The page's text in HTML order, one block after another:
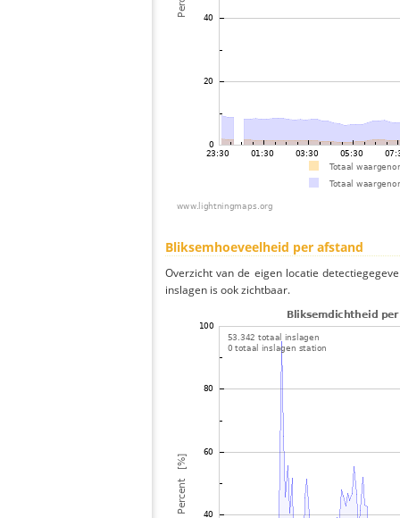
Bliksemhoeveelheid per afstand
Overzicht van de eigen locatie
inslagen is ook zichtbaar.